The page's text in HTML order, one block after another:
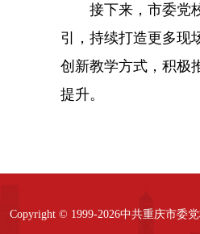
接下来，市委党
引，持续打造更多现
创新教学方式，积极
提升。
Copyright © 1999-2026中共重庆市委